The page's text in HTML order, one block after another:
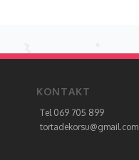
KONTAKT
Tel 069 705 899
tortadekorsu@gmail.com